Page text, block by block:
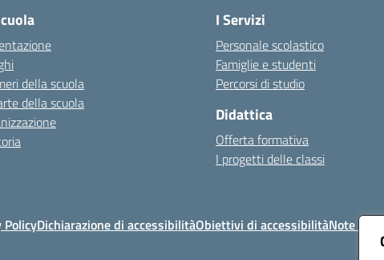
della scuola
della scuola
I Servizi
Personale scolastico
Famiglie e studenti
Percorsi di studio
Didattica
Offerta formativa
I progetti delle classi
PolicyDichiarazione di accessibilitàObiettivi di accessibilitàNote legali